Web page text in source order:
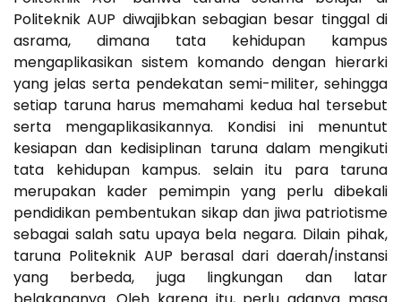
Politeknik AUP diwajibkan sebagian besar tinggal di
asrama, dimana tata kehidupan kampus
mengaplikasikan sistem komando dengan hierarki
yang jelas serta pendekatan semi-militer, sehingga
setiap taruna harus memahami kedua hal tersebut
serta mengaplikasikannya. Kondisi ini menuntut
kesiapan dan kedisiplinan taruna dalam mengikuti
tata kehidupan kampus. selain itu para taruna
merupakan kader pemimpin yang perlu dibekali
pendidikan pembentukan sikap dan jiwa patriotisme
sebagai salah satu upaya bela negara. Dilain pihak,
taruna Politeknik AUP berasal dari daerah/instansi
yang berbeda, juga lingkungan dan latar